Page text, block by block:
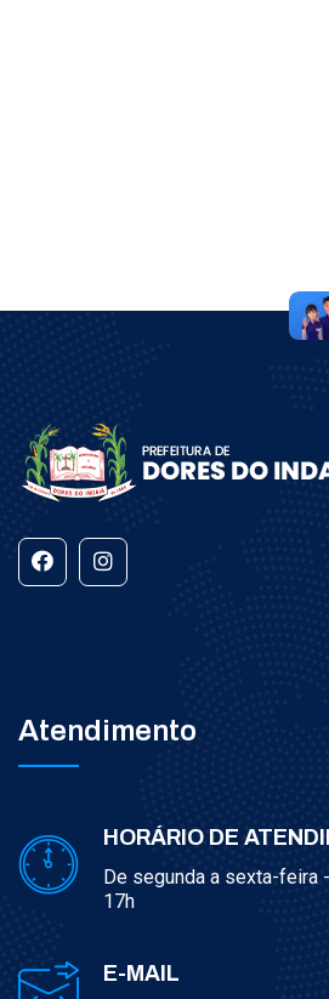
Atendimento
HORÁRIO DE
De segunda a sexta-feira
17h
E-MAIL